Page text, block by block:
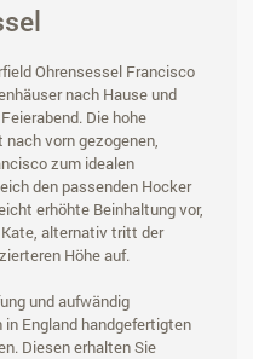
Ohrensessel Francisco
nach Hause und
Die hohe
vorn gezogenen,
zum idealen
den passenden Hocker
erhöhte Beinhaltung vor,
alternativ tritt der
Höhe auf.
und aufwändig
England handgefertigten
Diesen erhalten Sie